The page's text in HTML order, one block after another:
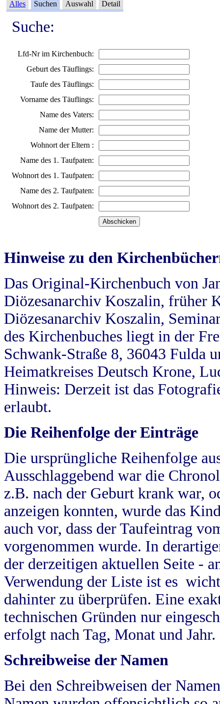
Alles Suchen Auswahl Detail
Suche:
Lfd-Nr im Kirchenbuch:
Geburt des Täuflings:
Taufe des Täuflings:
Vorname des Täuflings:
Name des Vaters:
Name der Mutter:
Wohnort der Eltern :
Name des 1. Taufpaten:
Wohnort des 1. Taufpaten:
Name des 2. Taufpaten:
Wohnort des 2. Taufpaten:
Hinweise zu den
Das Original-Kirchenbuch von
Diözesanarchiv Koszalin, früher
Diözesanarchiv Koszalin,
des Kirchenbuches liegt in der
Schwank-Straße 8, 36043 Fulda
Heimatkreises Deutsch Krone,
Hinweis: Derzeit ist das
erlaubt.
Die Reihenfolge der Einträge
Die ursprüngliche Reihenfolge
Ausschlaggebend war die
z.B. nach der Geburt krank war,
anzeigen konnten, wurde das
auch vor, dass der Taufeintrag
vorgenommen wurde. In
der derzeitigen aktuellen Seite -
Verwendung der Liste ist es
dahinter zu überprüfen. Eine
technischen Gründen nur
erfolgt nach Tag, Monat und Jahr.
Schreibweise der Namen
Bei den Schreibweisen der